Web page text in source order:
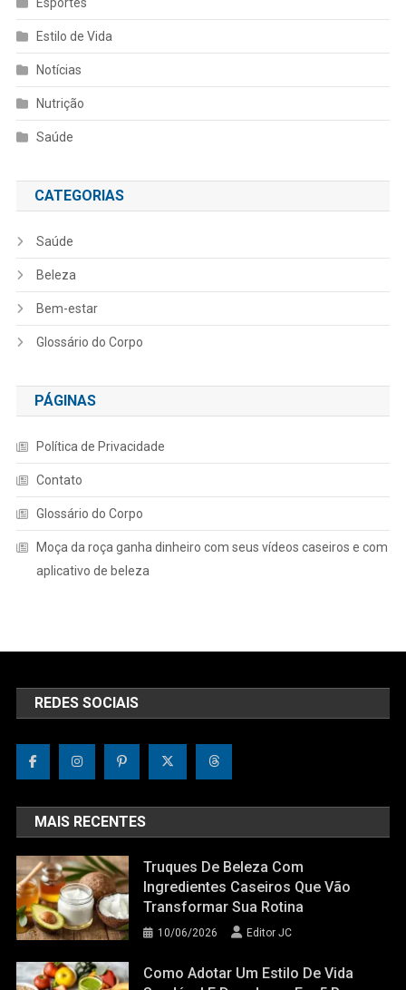
Esportes
Estilo de Vida
Notícias
Nutrição
Saúde
CATEGORIAS
Saúde
Beleza
Bem-estar
Glossário do Corpo
PÁGINAS
Política de Privacidade
Contato
Glossário do Corpo
Moça da roça ganha dinheiro com seus vídeos caseiros e com
aplicativo de beleza
REDES SOCIAIS
MAIS RECENTES
Truques De Beleza Com
Ingredientes Caseiros Que Vão
Transformar Sua Rotina
10/06/2026 Editor JC
Como Adotar Um Estilo De Vida